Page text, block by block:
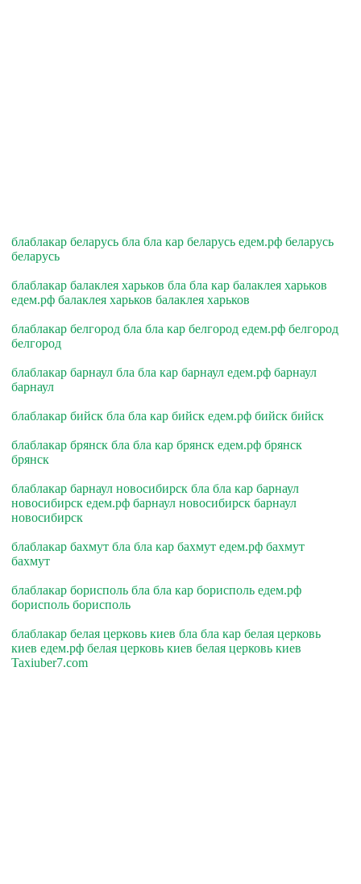
блаблакар беларусь бла бла кар беларусь едем.рф беларусь
беларусь
блаблакар балаклея харьков бла бла кар балаклея харьков
едем.рф балаклея харьков балаклея харьков
блаблакар белгород бла бла кар белгород едем.рф белгород
белгород
блаблакар барнаул бла бла кар барнаул едем.рф барнаул
барнаул
блаблакар бийск бла бла кар бийск едем.рф бийск бийск
блаблакар брянск бла бла кар брянск едем.рф брянск
брянск
блаблакар барнаул новосибирск бла бла кар барнаул
новосибирск едем.рф барнаул новосибирск барнаул
новосибирск
блаблакар бахмут бла бла кар бахмут едем.рф бахмут
бахмут
блаблакар борисполь бла бла кар борисполь едем.рф
борисполь борисполь
блаблакар белая церковь киев бла бла кар белая церковь
киев едем.рф белая церковь киев белая церковь киев
Taxiuber7.com